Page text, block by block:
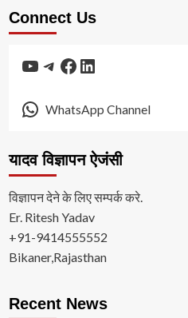
Connect Us
YouTube
Telegram
Facebook
LinkedIn
WhatsApp Channel
यादव विज्ञापन ऐजंसी
विज्ञापन देने के लिए सम्पर्क करे.
Er. Ritesh Yadav
+91-9414555552
Bikaner,Rajasthan
Recent News